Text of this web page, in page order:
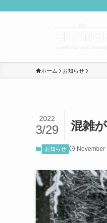
ホーム お知らせ
混雑
2022
3/29
お知らせ November